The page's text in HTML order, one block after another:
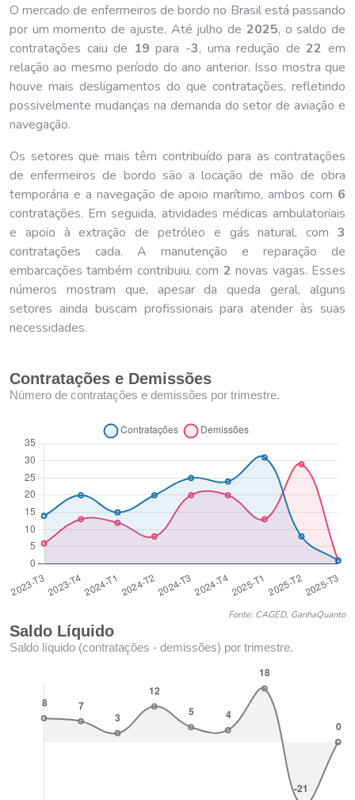
O mercado de enfermeiros de bordo no Brasil está passando
por um momento de ajuste. Até julho de 2025, o saldo de
contratações caiu de 19 para -3, uma redução de22 em
relação ao mesmo período do ano anterior. Isso mostra que
houve mais desligamentos do que contratações, refletindo
possivelmente mudanças na demanda do setor de aviação e
navegação.
Os setores que mais têm contribuído para as contratações
de enfermeiros de bordo são a locação de mão de obra
temporária e a navegação de apoio marítimo, ambos com 6
contratações. Em seguida, atividades médicas ambulatoriais
e apoio à extração de petróleo e gás natural, com 3
contratações cada. A manutenção e reparação de
embarcações também contribuiu, com 2 novas vagas. Esses
números mostram que, apesar da queda geral, alguns
setores ainda buscam profissionais para atender às suas
necessidades.
Contratações e Demissões
Número de contratações e demissões por trimestre.
Fonte: CAGED, GanhaQuanto
Saldo Líquido
Saldo líquido (contratações - demissões) por trimestre.